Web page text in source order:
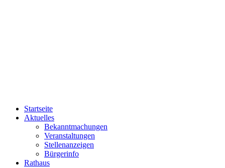
Startseite
Aktuelles
Bekanntmachungen
Veranstaltungen
Stellenanzeigen
Bürgerinfo
Rathaus